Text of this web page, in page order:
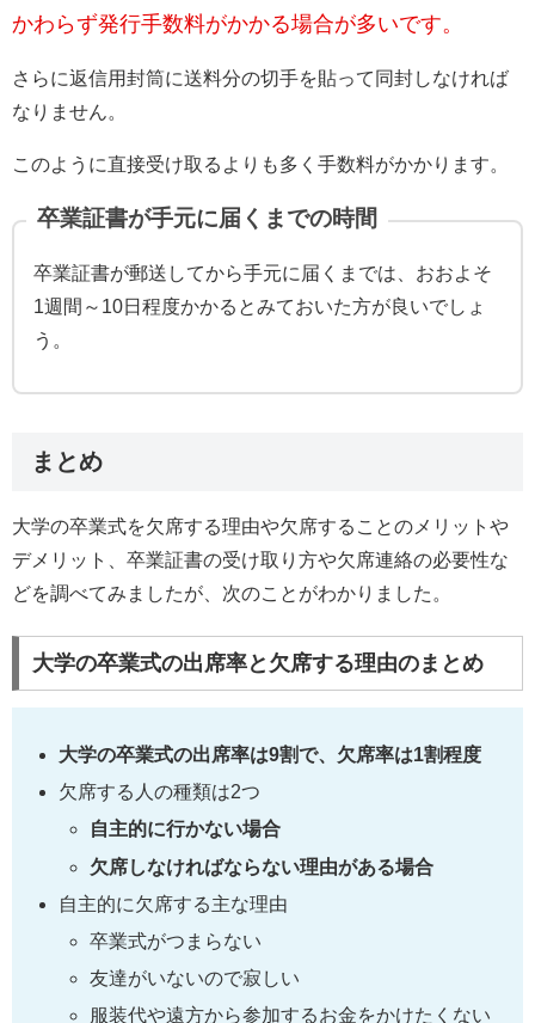
かわらず発行手数料がかかる場合が多いです。
さらに返信用封筒に送料分の切手を貼って同封しなければ
なりません。
このように直接受け取るよりも多く手数料がかかります。
卒業証書が手元に届くまでの時間
卒業証書が郵送してから手元に届くまでは、おおよそ
1週間～10日程度かかるとみておいた方が良いでしょ
う。
まとめ
大学の卒業式を欠席する理由や欠席することのメリットや
デメリット、卒業証書の受け取り方や欠席連絡の必要性な
どを調べてみましたが、次のことがわかりました。
大学の卒業式の出席率と欠席する理由のまとめ
大学の卒業式の出席率は9割で、欠席率は1割程度
欠席する人の種類は2つ
自主的に行かない場合
欠席しなければならない理由がある場合
自主的に欠席する主な理由
卒業式がつまらない
友達がいないので寂しい
服装代や遠方から参加するお金をかけたくない